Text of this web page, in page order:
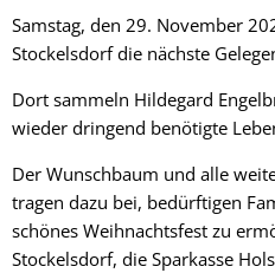
Samstag, den 29. November
Stockelsdorf die nächste
Dort sammeln Hildegard
wieder dringend benötigte
Der Wunschbaum und alle
tragen dazu bei, bedürftigen
schönes Weihnachtsfest zu
Stockelsdorf, die Sparkasse